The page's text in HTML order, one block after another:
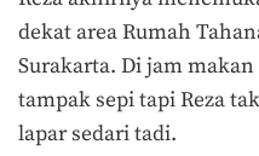
dekat area Rumah
Surakarta. Di jam
tampak sepi tapi Reza
lapar sedari tadi.